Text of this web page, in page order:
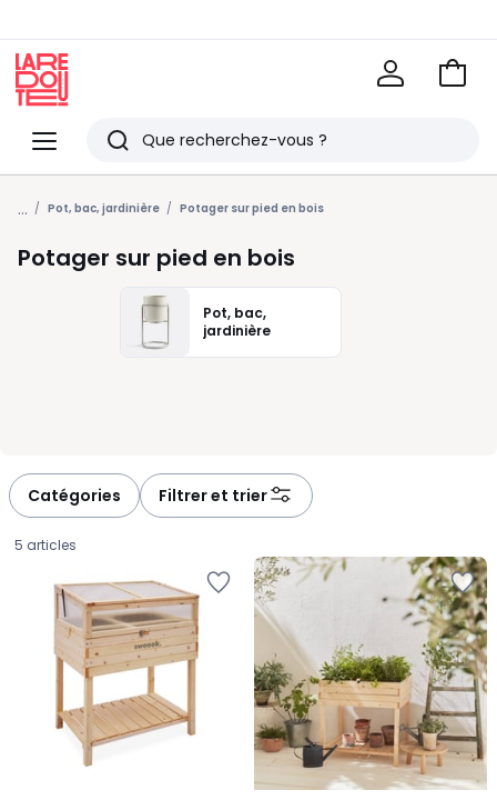
Menu
Redoute
Rechercher
Derniers
articles
vus
Voir
... Pot, bac, jardinière Potager sur pied en bois
Potager sur pied en bois
Pot, bac,
jardinière
Catégories Filtrer et trier
5 articles